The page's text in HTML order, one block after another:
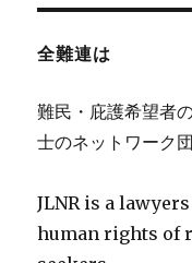
全難連は
難民・庇護希望者
士のネットワーク
JLNR is a
human rights of